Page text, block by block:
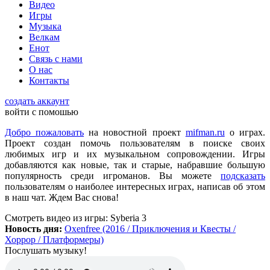
всех категорий людей, которые в той или иной форме
интересуются играми и геймерской индустрией в целом.
ometu:новости для женщин
Mifman:
Обновите, пожалуйста, игру Garry's Mod
Игра обновлена
lexafrog:
Обновите, пожалуйста, игру Garry's Mod. Много
обнов вышло, а на сайте старенькая...
cord: Grisha,
Да, есть такая и даже с дополнительной модификацией
StarCraft Cartooned (мультяшки).
Вот она:StarCraft Remastered
Видео
Игры
Музыка
Велкам
Енот
Связь с нами
О нас
Контакты
создать аккаунт
войти с помошью
Добро пожаловать на новостной проект mifman.ru о играх.
Проект создан помочь пользователям в поиске своих
любимых игр и их музыкальном сопровождении. Игры
добавляются как новые, так и старые, набравшие большую
популярность среди игроманов. Вы можете подсказать
пользователям о наиболее интересных играх, написав об этом
в наш чат. Ждем Вас снова!
Смотреть видео из игры: Syberia 3
Новость дня: Oxenfree (2016 / Приключения и Квесты /
Хоррор / Платформеры)
Послушать музыку!